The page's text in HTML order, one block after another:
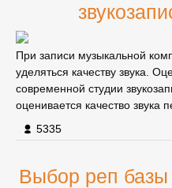
При записи музыкальной
уделяться качеству звука.
современной студии
оценивается качество звука
5335
Выбор реп базы